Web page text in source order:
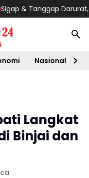
Tanggap Darurat,
Nasional
Langkat
Binjai dan